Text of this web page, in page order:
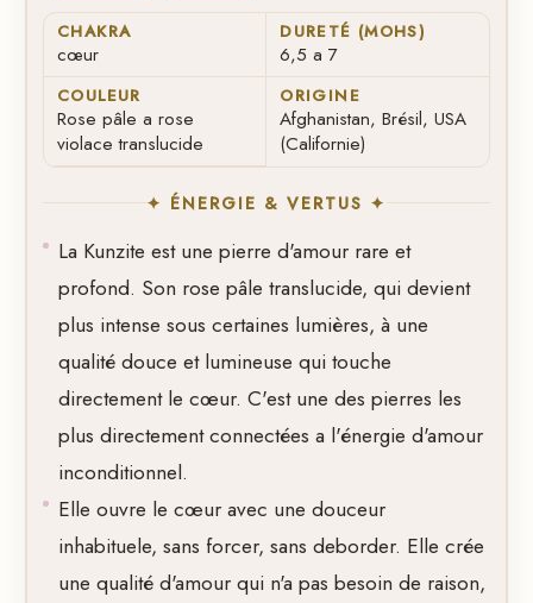
CHAKRA
cœur
DURETÉ (MOHS)
6,5 a 7
COULEUR
Rose pâle a rose
violace translucide
ORIGINE
Afghanistan, Brésil, USA
(Californie)
✦ ÉNERGIE & VERTUS ✦
La Kunzite est une pierre d'amour rare et
profond. Son rose pâle translucide, qui devient
plus intense sous certaines lumières, à une
qualité douce et lumineuse qui touche
directement le cœur. C'est une des pierres les
plus directement connectées a l'énergie d'amour
inconditionnel.
Elle ouvre le cœur avec une douceur
inhabituele, sans forcer, sans deborder. Elle crée
une qualité d'amour qui n'a pas besoin de raison,